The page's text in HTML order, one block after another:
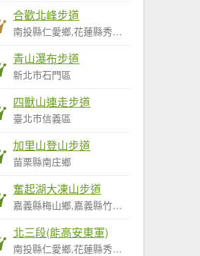
合歡北峰步道
南投縣仁愛鄉,花蓮縣秀林鄉
青山瀑布步道
新北市石門區
四獸山連走步道
臺北市信義區
加里山登山步道
苗栗縣南庄鄉
奮起湖大凍山步道
嘉義縣梅山鄉,嘉義縣竹崎鄉,嘉義縣阿里山鄉
北三段(能高安東軍)
南投縣仁愛鄉,花蓮縣秀林鄉,花蓮縣萬榮鄉